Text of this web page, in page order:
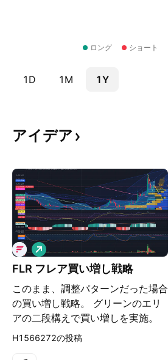
ロング ショート
1D 1M 1Y
アイデア
FLR フレア買い増し戦略
このまま、調整パターンだった場合
の買い増し戦略。 グリーンのエリ
アの二段構えで買い増しを実施。
１ 直前の揉み合いレンジのエリ
ロ
ン
グ
H1566272の投稿